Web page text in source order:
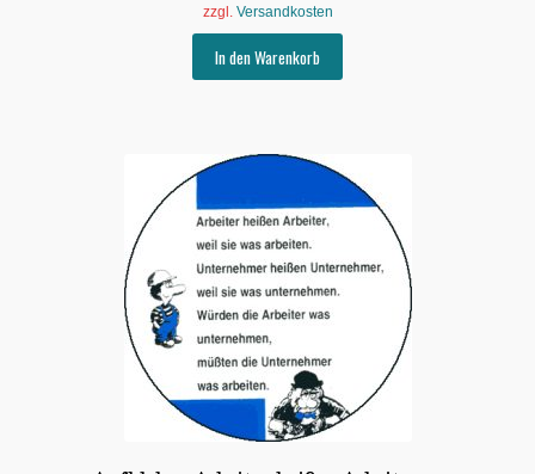
zzgl. Versandkosten
In den Warenkorb